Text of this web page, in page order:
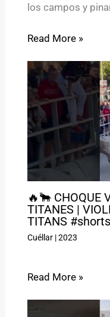
los campos y
Read More »
🔥🐂 CHOQUE
TITANES |
TITANS #shorts
Cuéllar|2023
Read More »